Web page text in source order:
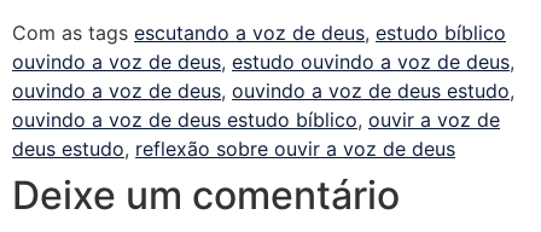
Com as tags escutando a voz de deus, estudo bíblico
ouvindo a voz de deus, estudo ouvindo a voz de deus,
ouvindo a voz de deus, ouvindo a voz de deus estudo,
ouvindo a voz de deus estudo bíblico, ouvir a voz de
deus estudo, reflexão sobre ouvir a voz de deus
Deixe um comentário